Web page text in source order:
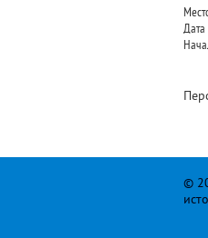
Дата
©